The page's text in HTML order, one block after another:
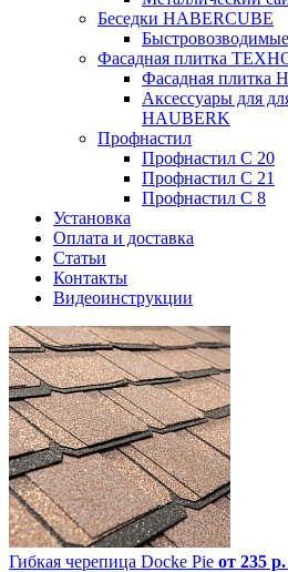
Беседки HABERCUBE
Фасадная плитка
Фасадная плитка
Аксессуары для
HAUBERK
Профнастил
Профнастил С 20
Профнастил С 21
Профнастил С 8
Установка
Оплата и доставка
Статьи
Контакты
Видеоинструкции
Гибкая черепица Docke Pie от 235